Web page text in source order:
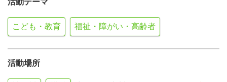
活動テーマ
こども・教育 福祉・障がい・高齢者
活動場所